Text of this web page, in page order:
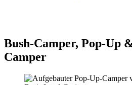
verreisen Sie bei
Oder Sie buchen über uns lediglich
Camper. Wir unterstützen dann
rund um Highlights, Routen,
Sie später selbst buchen können.
Bush-Camper, Pop-Up
Camper